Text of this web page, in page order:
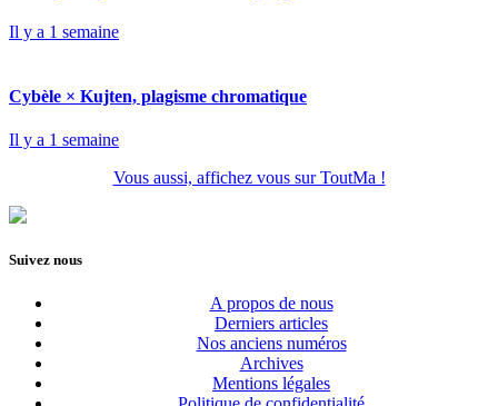
Il y a 1 semaine
Cybèle × Kujten, plagisme chromatique
Il y a 1 semaine
Vous aussi, affichez vous sur ToutMa !
Suivez nous
A propos de nous
Derniers articles
Nos anciens numéros
Archives
Mentions légales